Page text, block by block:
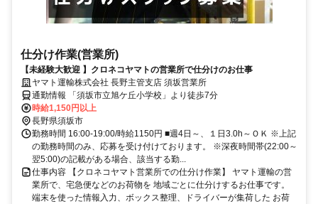
仕分け作業(営業所)
【未経験大歓迎 】クロネコヤマトの営業所で仕分けのお仕事
ヤマト運輸株式会社 長野主管支店 須坂営業所
通勤情報 「須坂市立旭ケ丘小学校」より徒歩7分
時給1,150円以上
長野県須坂市
勤務時間 16:00-19:00/時給1150円 ■週4日～、１日3.0h～ＯＫ ※上記
の勤務時間のみ、応募を受け付けております。 ※深夜時間帯(22:00～
翌5:00)の記載がある場合、該当する勤...
仕事内容 【クロネコヤマト営業所での仕分け作業】 ヤマト運輸の営
業所で、宅急便などのお荷物を 地域ごとに仕分けするお仕事です。
端末を使った情報入力、ボックス整理、ドライバーが集荷した お荷